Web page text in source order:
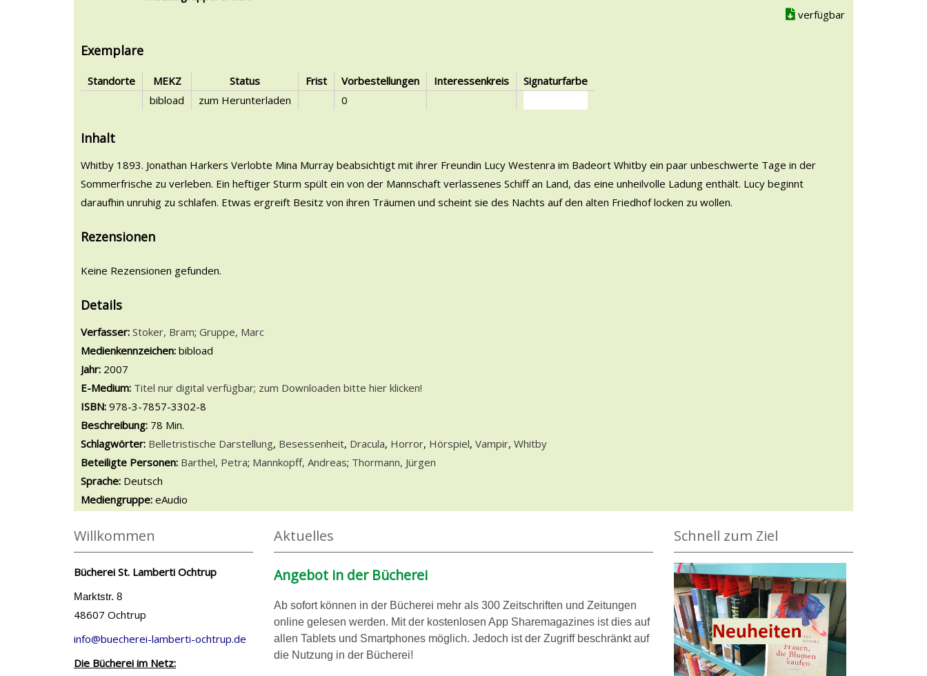
verfügbar
Exemplare
Standorte MEKZ Status Frist Vorbestellungen Interessenkreis
Signaturfarbe
bibload
zum Herunterladen 0
Inhalt
Whitby 1893. Jonathan Harkers Verlobte Mina Murray beabsichtigt mit ihrer Freundin Lucy Westenra im Badeort Whitby ein paar unbeschwerte Tage in der
Sommerfrische zu verleben. Ein heftiger Sturm spült ein von der Mannschaft verlassenes Schiff an Land, das eine unheilvolle Ladung enthält. Lucy beginnt
daraufhin unruhig zu schlafen. Etwas ergreift Besitz von ihren Träumen und scheint sie des Nachts auf den alten Friedhof locken zu wollen.
Rezensionen
Keine Rezensionen gefunden.
Details
Verfasser: Suche nach diesem Verfasser
Stoker, Bram; Gruppe, Marc
Medienkennzeichen: bibload
Jahr: 2007
E-Medium: Titel nur digital verfügbar; zum Downloaden bitte hier klicken!
Diesen Link in neuem Tab öffnen
Suche nach dieser Systematik
Suche nach diesem Interessenskreis
ISBN: 978-3-7857-3302-8
Beschreibung: 78 Min.
Schlagwörter: Belletristische Darstellung, Besessenheit, Dracula, Horror, Hörspiel, Vampir, Whitby
Beteiligte Personen: Suche nach dieser Beteiligten Person
Barthel, Petra; Mannkopff, Andreas; Thormann, Jürgen
Sprache: Deutsch
Mediengruppe: eAudio
Willkommen
Bücherei St. Lamberti Ochtrup
Marktstr. 8
48607 Ochtrup
info@buecherei-lamberti-ochtrup.de
Die Bücherei im Netz:
Aktuelles
Angebot in der Bücherei
Ab sofort können in der Bücherei mehr als 300 Zeitschriften und Zeitungen
online gelesen werden. Mit der kostenlosen App Sharemagazines ist dies auf
allen Tablets und Smartphones möglich. Jedoch ist der Zugriff beschränkt auf
die Nutzung in der Bücherei!
Schnell zum Ziel